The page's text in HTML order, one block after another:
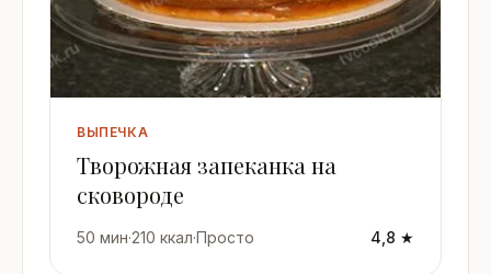
ВЫПЕЧКА
Творожная запеканка на
сковороде
50 мин·210 ккал·Просто 4,8 ★